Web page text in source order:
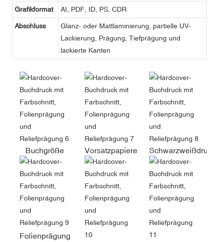
Grafikformat AI, PDF, ID, PS, CDR
Abschluss
Glanz- oder Mattlaminierung, partielle UV-
Lackierung, Prägung, Tiefprägung und
lackierte Kanten
Buchgröße Vorsatzpapiere Schwarzweißdruck
Folienprägung